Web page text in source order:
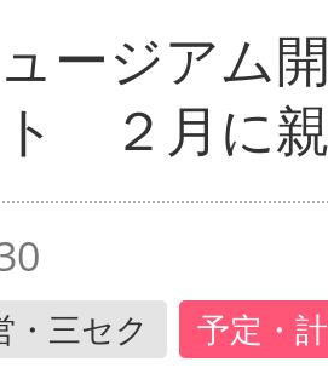
ージアム
２月に
・三セク 予定・